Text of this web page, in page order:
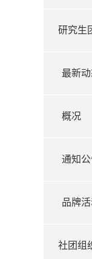
研究生
最新
概况
通知
品牌
社团组